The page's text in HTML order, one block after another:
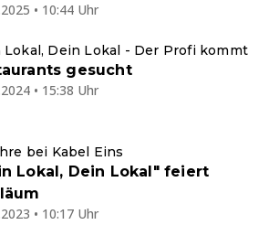
• 10:44 Uhr
Lokal, Dein Lokal - Der Profi kommt
gesucht
• 15:38 Uhr
bei Kabel Eins
Lokal, Dein Lokal" feiert
• 10:17 Uhr